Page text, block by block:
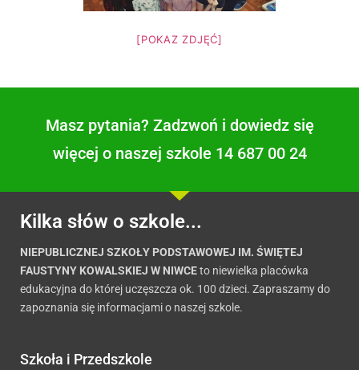
[POKAZ ZDJĘĆ]
Masz pytania? Zadzwoń i dowiedz się
więcej o naszej szkole 14 687 00 24
Kilka słów o szkole...
NIEPUBLICZNEJ SZKOŁY PODSTAWOWEJ IM. ŚWIĘTEJ
FAUSTYNY KOWALSKIEJ W NIWCEto niewielka placówka
edukacyjna do której uczęszcza ok. 100 dzieci. Zapraszamy do
zapoznania się informacjami o naszej szkole.
Szkoła i Przedszkole